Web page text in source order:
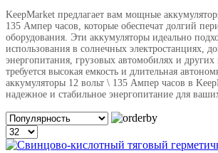
KeepMarket предлагает вам мощные
135 Ампер часов, которые обеспечат долгий
оборудования. Эти аккумуляторы идеально
использования в солнечных электростанциях,
энергопитания, грузовых автомобилях и
требуется высокая емкость и длительная
аккумуляторы 12 вольт \ 135 Ампер часов в
надежное и стабильное энергопитание для